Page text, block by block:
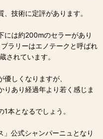
技術に定評があります。
には約200mのセラーがあり
ラリーはエノテークと呼ばれ
されています。
しくなりますが、
りあり経過年より若く感じま
本となるでしょう。
公式シャンパーニュとなり